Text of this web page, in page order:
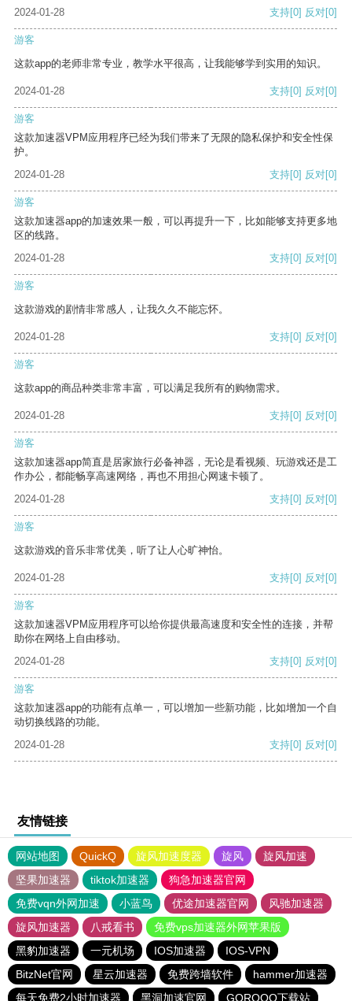
2024-01-28
支持[0] 反对[0]
游客
这款app的老师非常专业，教学水平很高，让我能够学到实用的知识。
2024-01-28 支持[0] 反对[0]
游客
这款加速器VPM应用程序已经为我们带来了无限的隐私保护和安全性保
护。
2024-01-28
支持[0] 反对[0]
游客
这款加速器app的加速效果一般，可以再提升一下，比如能够支持更多地
区的线路。
2024-01-28
支持[0] 反对[0]
游客
这款游戏的剧情非常感人，让我久久不能忘怀。
2024-01-28 支持[0] 反对[0]
游客
这款app的商品种类非常丰富，可以满足我所有的购物需求。
2024-01-28 支持[0] 反对[0]
游客
这款加速器app简直是居家旅行必备神器，无论是看视频、玩游戏还是工
作办公，都能畅享高速网络，再也不用担心网速卡顿了。
2024-01-28
支持[0] 反对[0]
游客
这款游戏的音乐非常优美，听了让人心旷神怡。
2024-01-28 支持[0] 反对[0]
游客
这款加速器VPM应用程序可以给你提供最高速度和安全性的连接，并帮
助你在网络上自由移动。
2024-01-28
支持[0] 反对[0]
游客
这款加速器app的功能有点单一，可以增加一些新功能，比如增加一个自
动切换线路的功能。
2024-01-28
支持[0] 反对[0]
友情链接
网站地图 QuickQ 旋风加速度器 旋风
旋风加速
坚果加速器
tiktok加速器
狗急加速器官网
免费vqn外网加速
小蓝鸟 优途加速器官网
风驰加速器
旋风加速器
八戒看书
免费vps加速器外网苹果版
黑豹加速器
一元机场 IOS加速器
IOS-VPN
BitzNet官网
星云加速器 免费跨墙软件
hammer加速器
每天免费2小时加速器
黑洞加速官网 GOROOO下载站